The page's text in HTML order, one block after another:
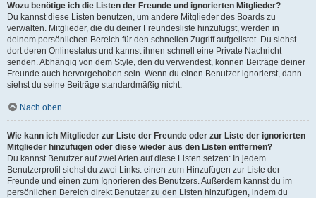
Wozu benötige ich die Listen der Freunde und ignorierten Mitglieder?
Du kannst diese Listen benutzen, um andere Mitglieder des Boards zu
verwalten. Mitglieder, die du deiner Freundesliste hinzufügst, werden in
deinem persönlichen Bereich für den schnellen Zugriff aufgelistet. Du siehst
dort deren Onlinestatus und kannst ihnen schnell eine Private Nachricht
senden. Abhängig von dem Style, den du verwendest, können Beiträge deiner
Freunde auch hervorgehoben sein. Wenn du einen Benutzer ignorierst, dann
siehst du seine Beiträge standardmäßig nicht.
Nach oben
Wie kann ich Mitglieder zur Liste der Freunde oder zur Liste der ignorierten
Mitglieder hinzufügen oder diese wieder aus den Listen entfernen?
Du kannst Benutzer auf zwei Arten auf diese Listen setzen: In jedem
Benutzerprofil siehst du zwei Links: einen zum Hinzufügen zur Liste der
Freunde und einen zum Ignorieren des Benutzers. Außerdem kannst du im
persönlichen Bereich direkt Benutzer zu den Listen hinzufügen, indem du